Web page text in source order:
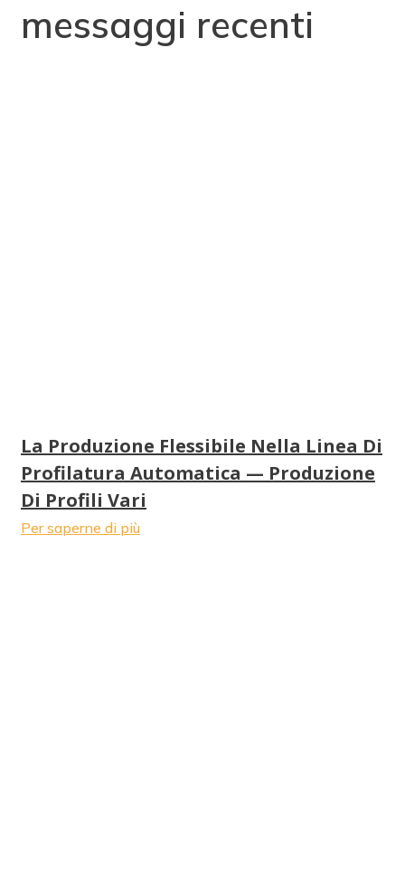
messaggi recenti
La Produzione Flessibile Nella Linea Di
Profilatura Automatica — Produzione
Di Profili Vari
Per saperne di più